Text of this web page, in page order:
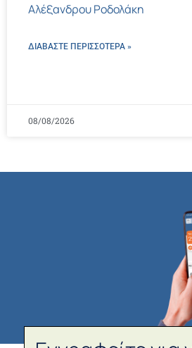
Αλέξανδρου Ροδολάκη
ΔΙΑΒΑΣΤΕ ΠΕΡΙΣΣΌΤΕΡΑ »
08/08/2026